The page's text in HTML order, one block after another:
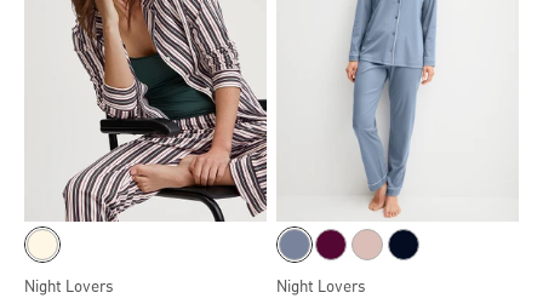
Night Lovers
Night Lovers